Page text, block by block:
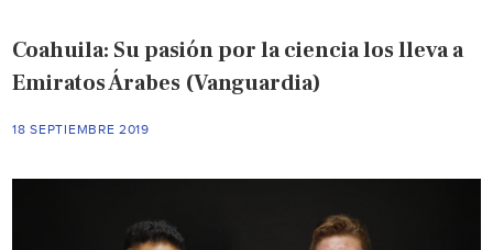
Coahuila: Su pasión por la ciencia los lleva a
Emiratos Árabes (Vanguardia)
18 SEPTIEMBRE 2019